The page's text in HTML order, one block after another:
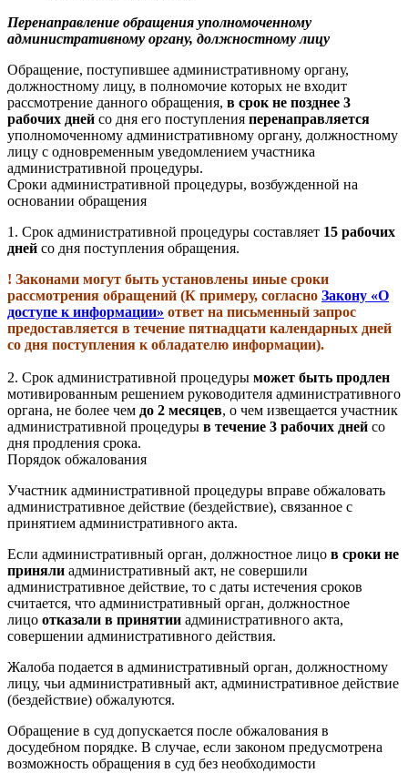
Перенаправление обращения уполномоченному
административному органу, должностному лицу
Обращение, поступившее административному органу,
должностному лицу, в полномочие которых не входит
рассмотрение данного обращения, в срок не позднее 3
рабочих дней со дня его поступления перенаправляется
уполномоченному административному органу, должностному
лицу с одновременным уведомлением участника
административной процедуры.
Сроки административной процедуры, возбужденной на
основании обращения
1. Срок административной процедуры составляет 15 рабочих
дней со дня поступления обращения.
! Законами могут быть установлены иные сроки
рассмотрения обращений (К примеру, согласно Закону «О
доступе к информации» ответ на письменный запрос
предоставляется в течение пятнадцати календарных дней
со дня поступления к обладателю информации).
2. Срок административной процедуры может быть продлен
мотивированным решением руководителя административного
органа, не более чем до 2 месяцев, о чем извещается участник
административной процедуры в течение 3 рабочих дней со
дня продления срока.
Порядок обжалования
Участник административной процедуры вправе обжаловать
административное действие (бездействие), связанное с
принятием административного акта.
Если административный орган, должностное лицо в сроки не
приняли административный акт, не совершили
административное действие, то с даты истечения сроков
считается, что административный орган, должностное
лицо отказали в принятии административного акта,
совершении административного действия.
Жалоба подается в административный орган, должностному
лицу, чьи административный акт, административное действие
(бездействие) обжалуются.
Обращение в суд допускается после обжалования в
досудебном порядке. В случае, если законом предусмотрена
возможность обращения в суд без необходимости